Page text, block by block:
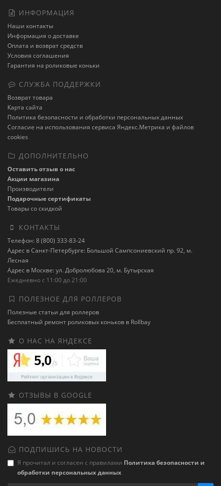
ИНФОРМАЦИЯ
Наши контакты
Информация о доставке
Оплата и возврат средств
Условия соглашения
Гарантия на роликовые коньки
СЛУЖБА ПОДДЕРЖКИ
Возврат товара
Карта сайта
Политика безопасности и обработки персональных данных
Cогласие на использования сервиса Яндекс.Метрика и файлов
cookies
ДОПОЛНИТЕЛЬНО
Оставить отзыв о нас
Акции магазина
Производители
Подарочные сертификаты
Товары со скидкой
КОНТАКТЫ
Телефон: 8 (800) 333-83-24
Адрес в Санкт-Петербурге: Большой Сампсониевский пр. 92, м.
Лесная
Адрес в Москве: ул. Добролюбова 20, м. Бутырская
Ежедневно с 11:00 до 21:00
ПОЛЕЗНОЕ ДЛЯ РОЛЛЕРОВ
Полезные статьи для роллеров
Бесплатный ремонт роликовых коньков в Rollbay
О НАС НА ЯНДЕКСЕ
ОТЗЫВЫ В GOOGLE
ПОДПИШИСЬ НА НОВОСТИ
Я прочитал и согласен с правилами Политика безопасности и
обработки персональных данных